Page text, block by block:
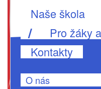
Naše škola
/ Pro žáky
Kontakty
O nás